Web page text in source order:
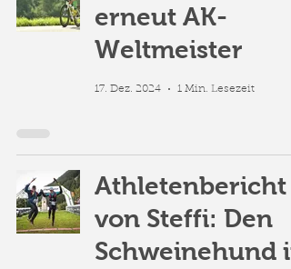
erneut AK-
Weltmeister
17. Dez. 2024 1 Min. Lesezeit
Athletenbericht
von Steffi: Den
Schweinehund